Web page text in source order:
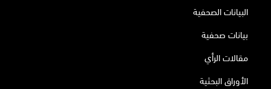
البيانات الصحفية
بيانات صحفية
مقالات الرأي
الأوراق البحثية